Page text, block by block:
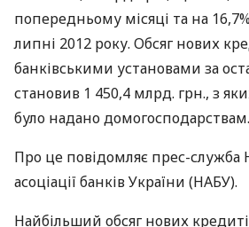
попередньому місяці та на
липні 2012 року. Обсяг нових
банківськими установами за
становив 1 450,4 млрд. грн., з
було надано домогосподарствам.
Про це повідомляє прес-служба
асоціації банків України (НАБУ).
Найбільший обсяг нових